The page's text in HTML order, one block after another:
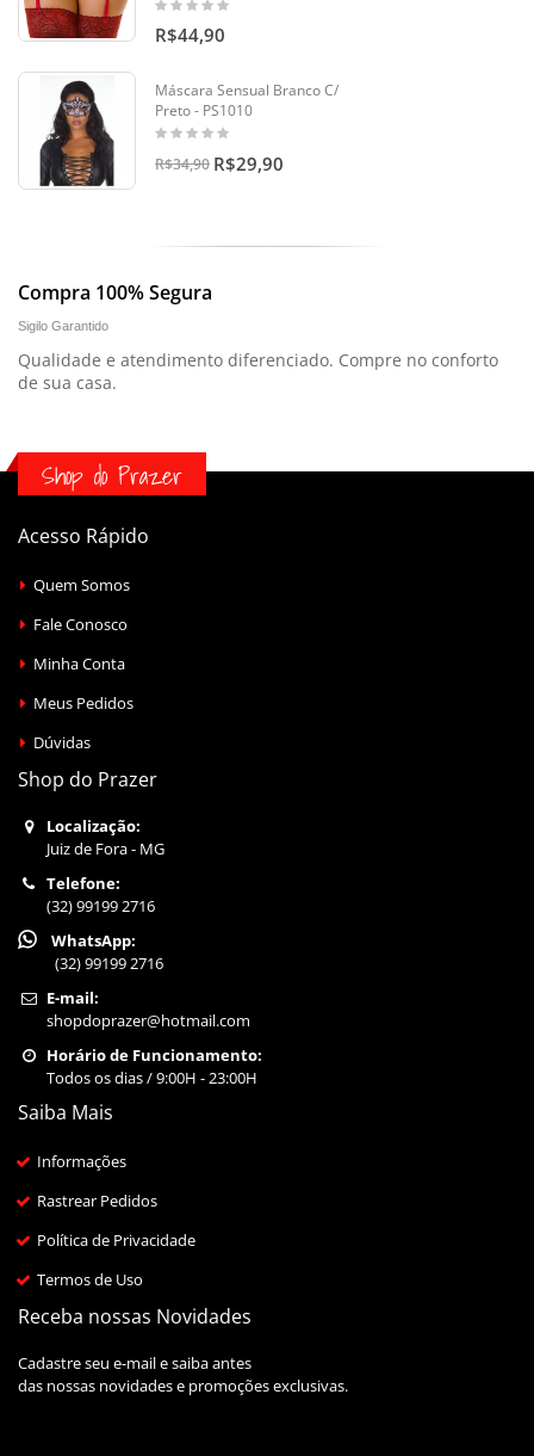
R$44,90
Máscara Sensual Branco C/
Preto - PS1010
R$34,90 R$29,90
Compra 100% Segura
Sigilo Garantido
Qualidade e atendimento diferenciado. Compre no conforto
de sua casa.
Shop do Prazer
Acesso Rápido
Quem Somos
Fale Conosco
Minha Conta
Meus Pedidos
Dúvidas
Shop do Prazer
Localização:
Juiz de Fora - MG
Telefone:
(32) 99199 2716
WhatsApp:
(32) 99199 2716
E-mail:
shopdoprazer@hotmail.com
Horário de Funcionamento:
Todos os dias / 9:00H - 23:00H
Saiba Mais
Informações
Rastrear Pedidos
Política de Privacidade
Termos de Uso
Receba nossas Novidades
Cadastre seu e-mail e saiba antes
das nossas novidades e promoções exclusivas.